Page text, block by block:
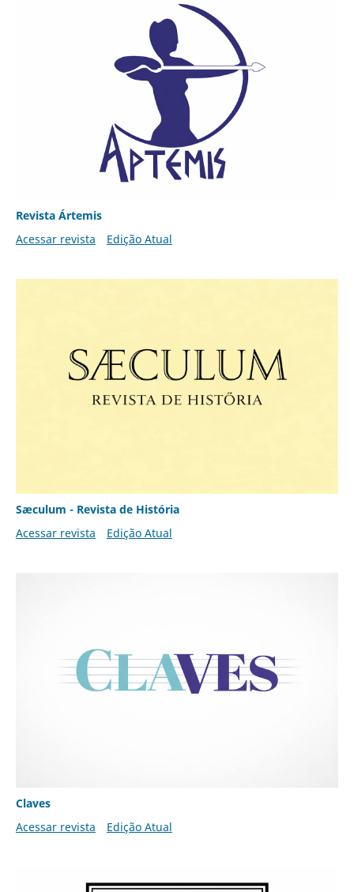
Revista Ártemis
Acessar revista
Edição Atual
Sæculum - Revista de História
Acessar revista
Edição Atual
Claves
Acessar revista
Edição Atual